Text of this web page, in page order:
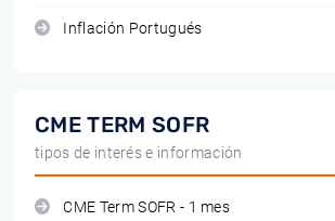
Inflación Portugués
CME TERM SOFR
tipos de interés e información
CME Term SOFR - 1 mes